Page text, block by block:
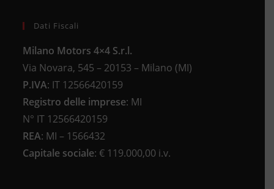
Dati Fiscali
Milano Motors 4×4 S.r.l.
Via Novara, 545 – 20153 – Milano (MI)
P.IVA: IT 12566420159
Registro delle imprese: MI
N° IT 12566420159
REA: MI – 1566432
Capitale sociale: € 119.000,00 i.v.